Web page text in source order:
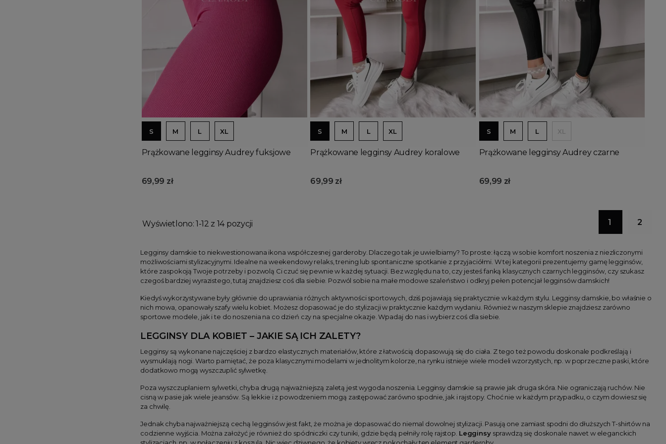
Dodaj do koszyka
S M L XL
Prążkowane legginsy Audrey fuksjowe
69,99 zł
Dodaj do koszyka
S M L XL
Prążkowane legginsy Audrey koralowe
69,99 zł
S M L XL
Prążkowane legginsy Audrey czarne
69,99 zł
Wyświetlono: 1-12 z 14 pozycji 1 2
Legginsy damskie to niekwestionowana ikona współczesnej garderoby. Dlaczego tak je uwielbiamy? To proste: łączą w sobie komfort noszenia z niezliczonymi
możliwościami stylizacyjnymi. Idealne na weekendowy relaks, trening lub spontaniczne spotkanie z przyjaciółmi. W tej kategorii prezentujemy gamę legginsów,
które zaspokoją Twoje potrzeby i pozwolą Ci czuć się pewnie w każdej sytuacji. Bez względu na to, czy jesteś fanką klasycznych czarnych legginsów, czy szukasz
czegoś bardziej wyrazistego, tutaj znajdziesz coś dla siebie. Pozwól sobie na małe modowe szaleństwo i odkryj pełen potencjał legginsów damskich!
Kiedyś wykorzystywane były głównie do uprawiania różnych aktywności sportowych, dziś pojawiają się praktycznie w każdym stylu. Legginsy damskie, bo właśnie o
nich mowa, opanowały szafy wielu kobiet. Możesz dopasować je do stylizacji w praktycznie każdym wydaniu. Również w naszym sklepie znajdziesz zarówno
sportowe modele, jak i te do noszenia na co dzień czy na specjalne okazje. Wpadaj do nas i wybierz coś dla siebie.
LEGGINSY DLA KOBIET – JAKIE SĄ ICH ZALETY?
Legginsy są wykonane najczęściej z bardzo elastycznych materiałów, które z łatwością dopasowują się do ciała. Z tego też powodu doskonale podkreślają i
wysmuklają nogi. Warto pamiętać, że poza klasycznymi modelami w jednolitym kolorze, na rynku istnieje wiele modeli wzorzystych, np. w poprzeczne paski, które
dodatkowo mogą wyszczuplić sylwetkę.
Poza wyszczuplaniem sylwetki, chyba drugą najważniejszą zaletą jest wygoda noszenia. Legginsy damskie są prawie jak druga skóra. Nie ograniczają ruchów. Nie
cisną w pasie jak wiele jeansów. Są lekkie i z powodzeniem mogą zastępować zarówno spodnie, jak i rajstopy. Choć nie w każdym przypadku, o czym dowiesz się
za chwilę.
Jednak chyba najważniejszą cechą legginsów jest fakt, że można je dopasować do niemal dowolnej stylizacji. Pasują one zamiast spodni do dłuższych T-shirtów na
codzienne wyjścia. Można założyć je również do spódniczki czy tuniki, gdzie będą pełniły rolę rajstop. Legginsysprawdzą się doskonale nawet w eleganckich